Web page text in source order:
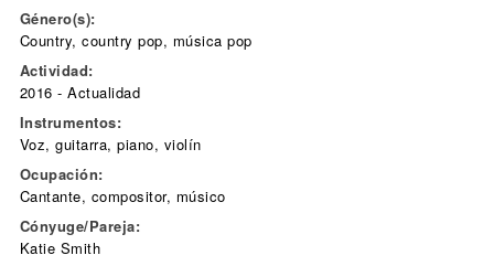
Género(s):
Country, country pop, música pop
Actividad:
2016 - Actualidad
Instrumentos:
Voz, guitarra, piano, violín
Ocupación:
Cantante, compositor, músico
Cónyuge/Pareja:
Katie Smith